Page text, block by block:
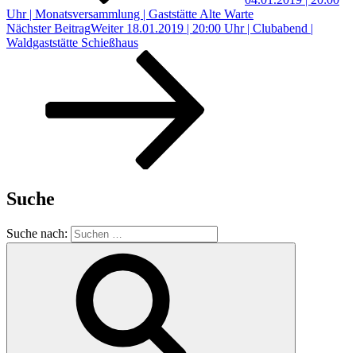
Uhr | Monatsversammlung | Gaststätte Alte Warte
Nächster BeitragWeiter 18.01.2019 | 20:00 Uhr | Clubabend |
Waldgaststätte Schießhaus
Suche
Suche nach: